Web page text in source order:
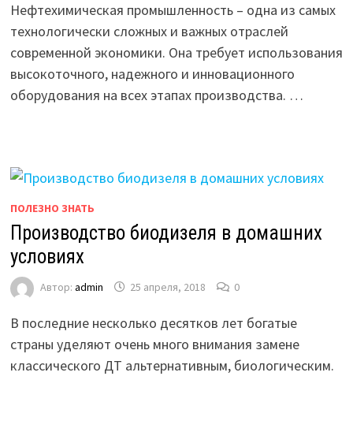
Нефтехимическая промышленность – одна из самых
технологически сложных и важных отраслей
современной экономики. Она требует использования
высокоточного, надежного и инновационного
оборудования на всех этапах производства. …
ПОЛЕЗНО ЗНАТЬ
Производство биодизеля в домашних
условиях
Автор: admin 25 апреля, 2018 0
В последние несколько десятков лет богатые
страны уделяют очень много внимания замене
классического ДТ альтернативным, биологическим.